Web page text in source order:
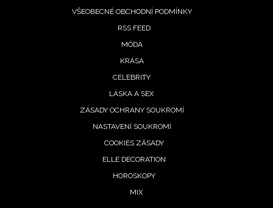
VŠEOBECNÉ OBCHODNÍ PODMÍNKY
RSS FEED
MÓDA
KRÁSA
CELEBRITY
LÁSKA A SEX
ZÁSADY OCHRANY SOUKROMÍ
NASTAVENÍ SOUKROMÍ
COOKIES ZÁSADY
ELLE DECORATION
HOROSKOPY
MIX